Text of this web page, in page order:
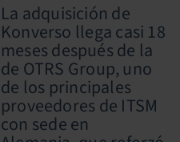
La adquisición de
Konverso llega casi 18
meses después de la
de OTRS Group, uno
de los principales
proveedores de ITSM
con sede en